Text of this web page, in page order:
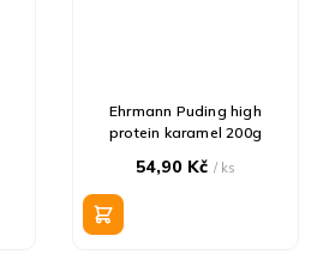
Ehrmann Puding high
protein karamel 200g
54,90 Kč/ ks